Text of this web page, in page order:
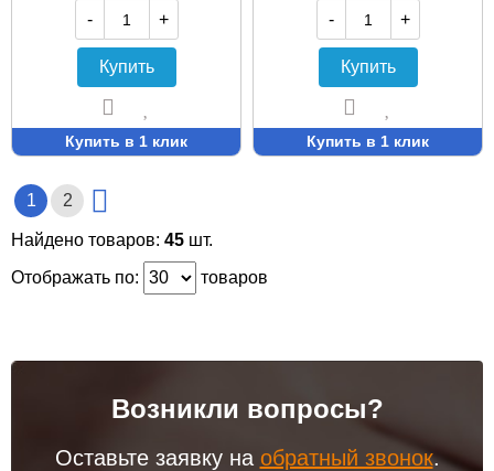
-
+
Купить
Купить в 1 клик
-
+
Купить
Купить в 1 клик
1 2
Найдено товаров: 45 шт.
Отображать по:
товаров
Возникли вопросы?
Оставьте заявку на обратный звонок.